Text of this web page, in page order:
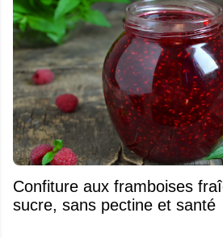
Confiture aux framboises
sucre, sans pectine et santé